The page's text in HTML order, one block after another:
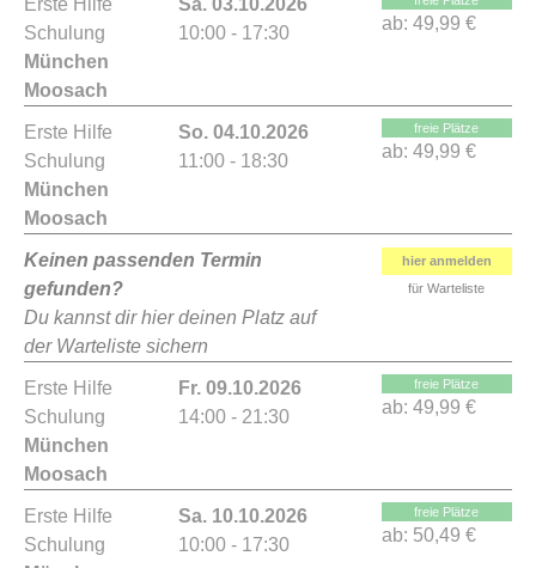
Erste Hilfe
Schulung
München
Moosach
Sa. 03.10.2026
10:00 - 17:30
ab: 49,99 €
Erste Hilfe
Schulung
München
Moosach
So. 04.10.2026
11:00 - 18:30
freie Plätze
ab: 49,99 €
Keinen passenden Termin
gefunden?
Du kannst dir hier deinen Platz auf
der Warteliste sichern
hier anmelden
für Warteliste
Erste Hilfe
Schulung
München
Moosach
Fr. 09.10.2026
14:00 - 21:30
freie Plätze
ab: 49,99 €
Erste Hilfe
Schulung
Sa. 10.10.2026
10:00 - 17:30
freie Plätze
ab: 50,49 €